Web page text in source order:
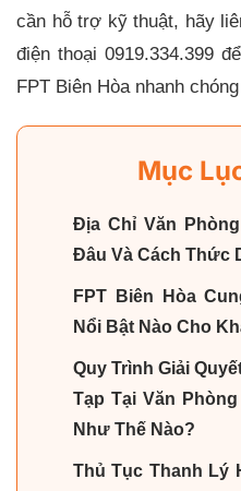
cần hỗ trợ kỹ thuật, hãy
điện thoại 0919.334.399
FPT Biên Hòa nhanh
Mục
Địa Chỉ Văn
Đâu Và Cách Thức
FPT Biên Hòa
Nổi Bật Nào Cho
Quy Trình Giải
Tạp Tại Văn
Như Thế Nào?
Thủ Tục Thanh Lý